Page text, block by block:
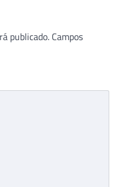
publicado. Campos